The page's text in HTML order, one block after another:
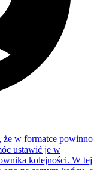
że w formatce powinno
ustawić je w
kolejności. W tej